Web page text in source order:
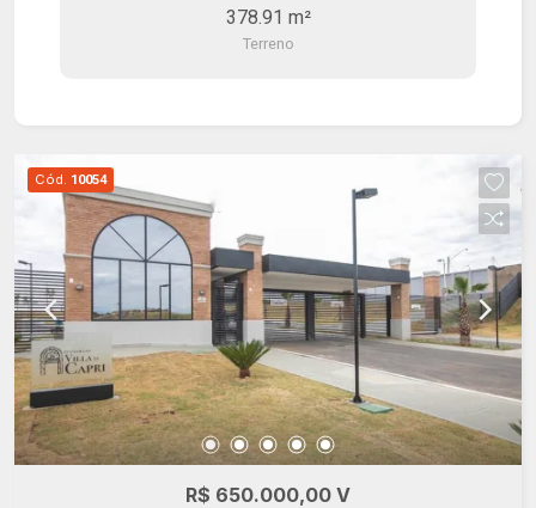
378.91 m²
Terreno
Cód. 10054
R$ 650.000,00 V